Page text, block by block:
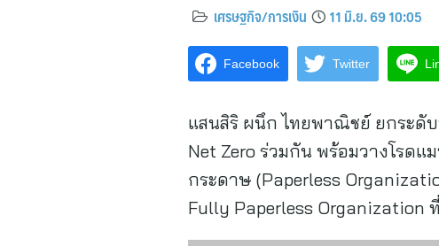
เศรษฐกิจ/การเงิน 11 มิ.ย. 69 10:05
Facebook Twitter
แสนสิริ ผนึก ไทยพาณิชย์ ยกระดับ
Net Zero ร่วมกัน พร้อมวางโรดแ
กระดาษ (Paperless
Fully Paperless Organization